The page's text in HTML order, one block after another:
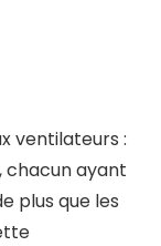
ventilateurs :
chacun ayant
plus que les